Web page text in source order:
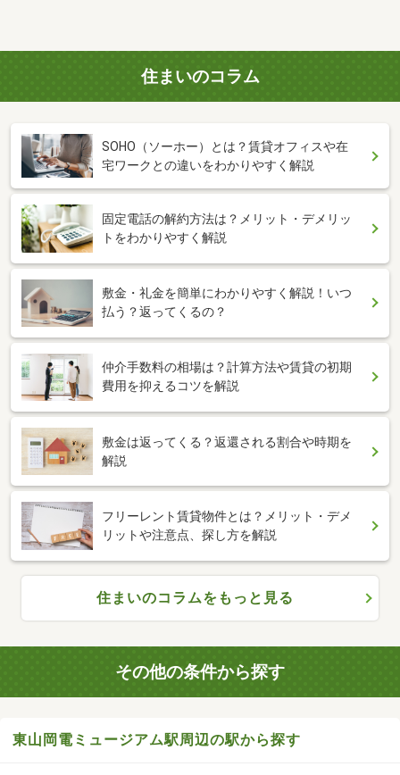
住まいのコラム
SOHO（ソーホー）とは？賃貸オフィスや在
宅ワークとの違いをわかりやすく解説
固定電話の解約方法は？メリット・デメリッ
トをわかりやすく解説
敷金・礼金を簡単にわかりやすく解説！いつ
払う？返ってくるの？
仲介手数料の相場は？計算方法や賃貸の初期
費用を抑えるコツを解説
敷金は返ってくる？返還される割合や時期を
解説
フリーレント賃貸物件とは？メリット・デメ
リットや注意点、探し方を解説
住まいのコラムをもっと見る
その他の条件から探す
東山岡電ミュージアム駅周辺の駅から探す